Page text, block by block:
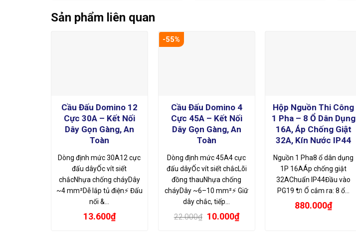
Sản phẩm liên quan
Cầu Đấu Domino 12
Cực 30A – Kết Nối
Dây Gọn Gàng, An
Toàn
Dòng định mức 30A12 cực
đấu dâyỐc vít siết
chắcNhựa chống cháyDây
~4 mm²Dễ lắp tủ điện⚡ Đấu
nối &…
13.600₫
-55%
Cầu Đấu Domino 4
Cực 45A – Kết Nối
Dây Gọn Gàng, An
Toàn
Dòng định mức 45A4 cực
đấu dâyỐc vít siết chắcLõi
đồng thauNhựa chống
cháyDây ~6–10 mm²⚡ Giữ
dây chắc, tiếp…
22.000₫ Giá
10.000₫Giá
hiện
Hộp Nguồn Thi Công
1 Pha – 8 Ổ Dân Dụng
16A, Áp Chống Giật
32A, Kín Nước IP44
Nguồn 1 Pha8 ổ dân dụng
1P 16AÁp chống giật
32AChuẩn IP44Đầu vào
PG19 🔌 Ổ cắm ra: 8 ổ…
880.000₫